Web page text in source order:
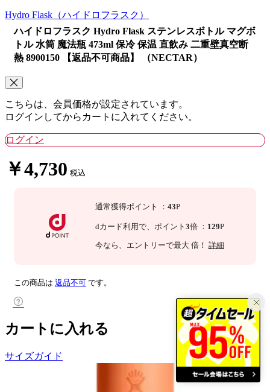
Hydro Flask （ハイドロフラスク）
ハイドロフラスク Hydro Flask ステンレスボトル マグボ
トル 水筒 魔法瓶 473ml 保冷 保温 直飲み 二重壁真空断
熱 8900150 【返品不可商品】 （NECTAR）
こちらは、会員価格が設定されています。
ログインしてからカートに入れてください。
ログイン
￥4,730 税込
通常獲得ポイント ： 43P
dカード利用で、 ポイント 3倍 ： 129P
今なら 、エントリーで最大 倍！ 詳細
この商品は 返品不可 です。
カートに入れる
サイズガイド